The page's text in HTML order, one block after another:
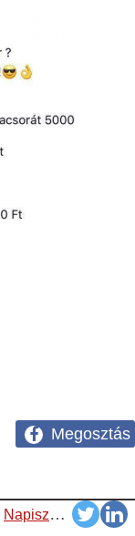
Megosztás
Napiszar Vicces